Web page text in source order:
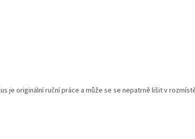
je originální ruční práce a může se se nepatrně lišit v